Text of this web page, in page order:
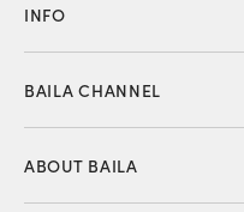
INFO
BAILA CHANNEL
ABOUT BAILA